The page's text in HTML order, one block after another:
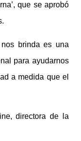
que se aprobó
brinda es una
para ayudarnos
a medida que el
directora de la